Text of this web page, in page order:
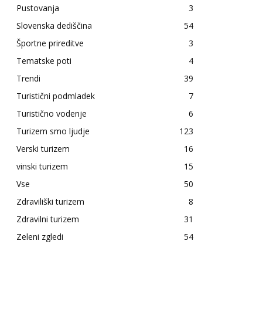
Pustovanja
3
Slovenska dediščina
54
Športne prireditve
3
Tematske poti
4
Trendi
39
Turistični podmladek
7
Turistično vodenje
6
Turizem smo ljudje
123
Verski turizem
16
vinski turizem
15
Vse
50
Zdraviliški turizem
8
Zdravilni turizem
31
Zeleni zgledi
54